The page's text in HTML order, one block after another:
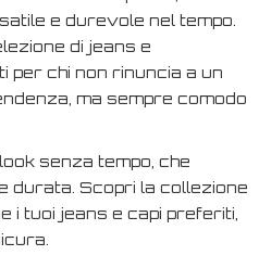
e durevole nel tempo.
di jeans e
per chi non rinuncia a un
ma sempre comodo
senza tempo, che
durata. Scopri la collezione
i tuoi jeans e capi preferiti,